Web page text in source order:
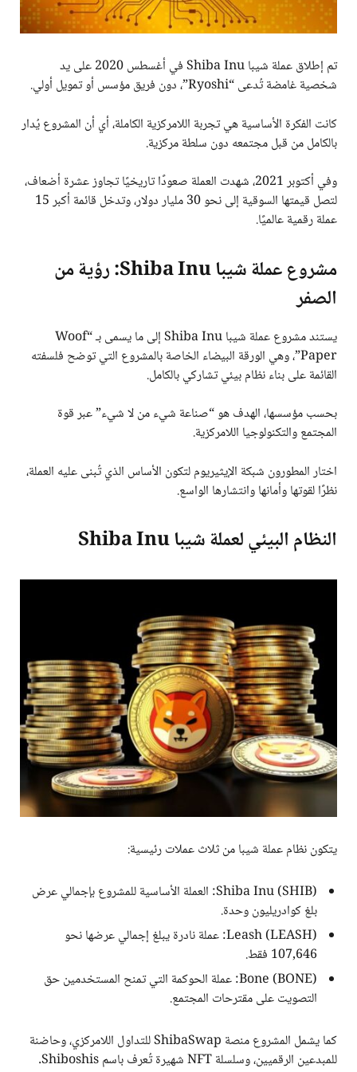
تم إطلاق عملة شيبا Shiba Inu في أغسطس 2020 على يد
شخصية غامضة تُدعى “Ryoshi”، دون فريق مؤسس أو تمويل أولي.
كانت الفكرة الأساسية هي تجربة اللامركزية الكاملة، أي أن المشروع يُدار
بالكامل من قبل مجتمعه دون سلطة مركزية.
وفي أكتوبر 2021، شهدت العملة صعودًا تاريخيًا تجاوز عشرة أضعاف،
لتصل قيمتها السوقية إلى نحو 30 مليار دولار، وتدخل قائمة أكبر 15
عملة رقمية عالميًا.
مشروع عملة شيبا Shiba Inu: رؤية من
الصفر
يستند مشروع عملة شيبا Shiba Inu إلى ما يسمى بـ “Woof
Paper”، وهي الورقة البيضاء الخاصة بالمشروع التي توضح فلسفته
القائمة على بناء نظام بيئي تشاركي بالكامل.
بحسب مؤسسها، الهدف هو “صناعة شيء من لا شيء” عبر قوة
المجتمع والتكنولوجيا اللامركزية.
اختار المطورون شبكة الإيثيريوم لتكون الأساس الذي تُبنى عليه العملة،
نظرًا لقوتها وأمانها وانتشارها الواسع.
النظام البيئي لعملة شيبا Shiba Inu
يتكون نظام عملة شيبا من ثلاث عملات رئيسية:
Shiba Inu (SHIB): العملة الأساسية للمشروع بإجمالي عرض
بلغ كوادريليون وحدة.
Leash (LEASH): عملة نادرة يبلغ إجمالي عرضها نحو
107,646 فقط.
Bone (BONE): عملة الحوكمة التي تمنح المستخدمين حق
التصويت على مقترحات المجتمع.
كما يشمل المشروع منصة ShibaSwap للتداول اللامركزي، وحاضنة
للمبدعين الرقميين، وسلسلة NFT شهيرة تُعرف باسم Shiboshis.